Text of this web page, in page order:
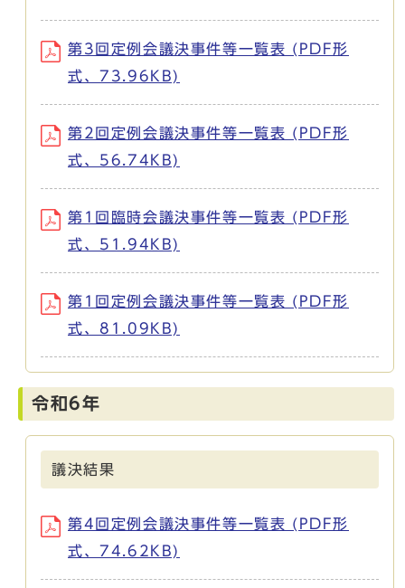
第3回定例会議決事件等一覧表 (PDF形
式、73.96KB)
第2回定例会議決事件等一覧表 (PDF形
式、56.74KB)
第1回臨時会議決事件等一覧表 (PDF形
式、51.94KB)
第1回定例会議決事件等一覧表 (PDF形
式、81.09KB)
令和6年
議決結果
第4回定例会議決事件等一覧表 (PDF形
式、74.62KB)